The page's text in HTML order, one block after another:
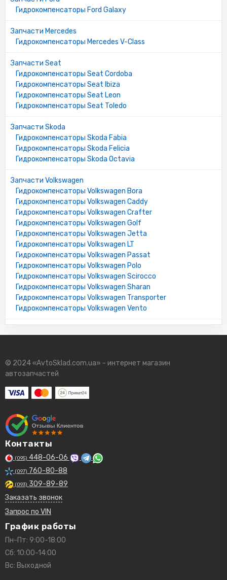
Гидрокомпенсаторы Ford Galaxy
Запчасти Mercedes
Гидрокомпенсаторы Mercedes V-Class
Запчасти Seat
Гидрокомпенсаторы Seat Cordoba
Гидрокомпенсаторы Seat Ibiza
Гидрокомпенсаторы Seat Leon
Гидрокомпенсаторы Seat Toledo
Запчасти Skoda
Гидрокомпенсаторы Skoda Fabia
Гидрокомпенсаторы Skoda Felicia
Гидрокомпенсаторы Skoda Octavia
Запчасти Volkswagen
Гидрокомпенсаторы Volkswagen Bora
Гидрокомпенсаторы Volkswagen Caddy
Гидрокомпенсаторы Volkswagen Crafter
Гидрокомпенсаторы Volkswagen Golf
Гидрокомпенсаторы Volkswagen Jetta
Гидрокомпенсаторы Volkswagen LT
Гидрокомпенсаторы Volkswagen Passat
Гидрокомпенсаторы Volkswagen Polo
Гидрокомпенсаторы Volkswagen Scirocco
Гидрокомпенсаторы Volkswagen Sharan
Гидрокомпенсаторы Volkswagen Transporter
Гидрокомпенсаторы Volkswagen Vento
© 2024 «AvtoSklad.com.ua» - интернет магазин
автозапчастей
Контакты
(095) 448-06-06
(097) 760-80-88
(093) 309-89-89
Заказать звонок
Запрос по VIN
График работы
Пн-Пт: 9:00-18:00
Сб: 10:00-14:00
Вс: Выходной